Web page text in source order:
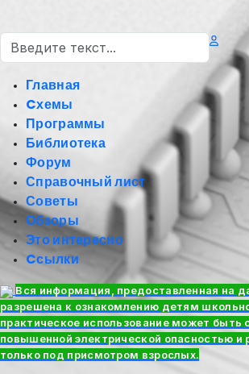
Поиск
Главная
Cхемы
Программы
Библиотека
Форум
Справочный лист
Советы
Обзоры
Это интересно
Cсылки
Вся информация, предоставленная на
разрешена к ознакомлению детям
практическое использование может быть
повышенной электрической опасностью и
только под присмотром взрослых.